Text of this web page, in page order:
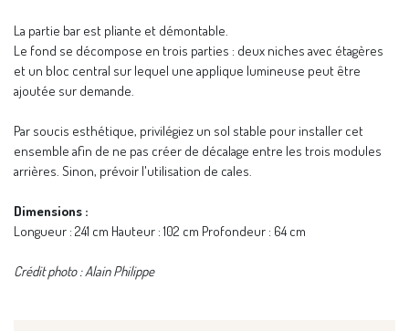
La partie bar est pliante et démontable.
Le fond se décompose en trois parties : deux niches avec étagères
et un bloc central sur lequel une applique lumineuse peut être
ajoutée sur demande.
Par soucis esthétique, privilégiez un sol stable pour installer cet
ensemble afin de ne pas créer de décalage entre les trois modules
arrières. Sinon, prévoir l'utilisation de cales.
Dimensions :
Longueur : 241 cm Hauteur : 102 cm Profondeur : 64 cm
Crédit photo : Alain Philippe